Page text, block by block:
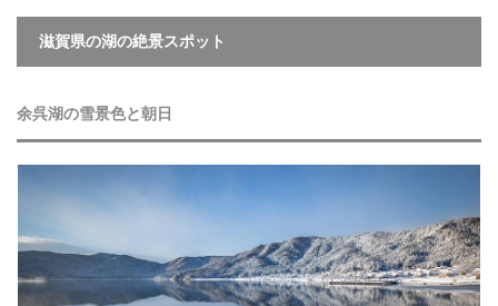
滋賀県の湖の絶景スポット
余呉湖の雪景色と朝日